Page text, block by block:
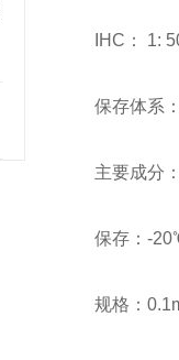
IHC： 1:
保存体系
主要成分
保存：-
规格：